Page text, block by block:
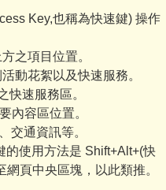
Key,也稱為快速鍵) 操作
之項目位置。
動花絮以及快速服務。
快速服務區。
內容區位置。
交通資訊等。
的使用方法是 Shift+Alt+(快
頁中央區塊，以此類推。